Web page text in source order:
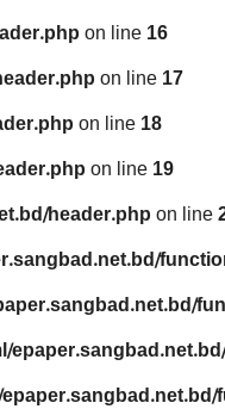
on line 16
on line 17
on line 18
on line 19
header.php on line